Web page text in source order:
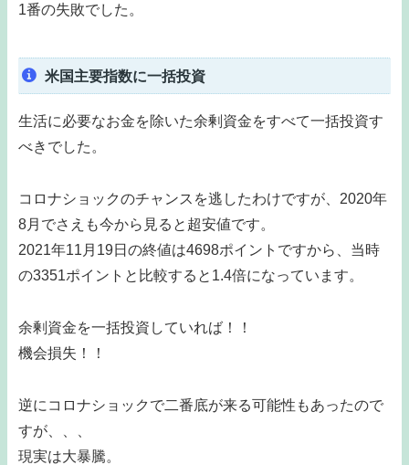
1番の失敗でした。
米国主要指数に一括投資
生活に必要なお金を除いた余剰資金をすべて一括投資す
べきでした。
コロナショックのチャンスを逃したわけですが、2020年
8月でさえも今から見ると超安値です。
2021年11月19日の終値は4698ポイントですから、当時
の3351ポイントと比較すると1.4倍になっています。
余剰資金を一括投資していれば！！
機会損失！！
逆にコロナショックで二番底が来る可能性もあったので
すが、、、
現実は大暴騰。